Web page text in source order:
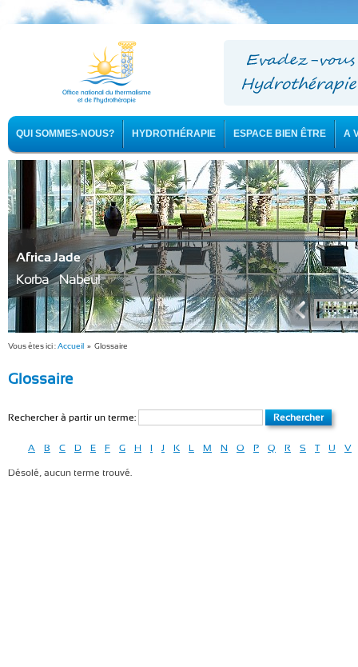
QUI SOMMES-NOUS? HYDROTHÉRAPIE ESPACE BIEN ÊTRE A
Africa Jade
Korba - Nabeul
Vous êtes ici :Accueil » Glossaire
Glossaire
Rechercher à partir un terme:
A B C D E F G H I J K L M N O P Q R S T U V
Désolé, aucun terme trouvé.